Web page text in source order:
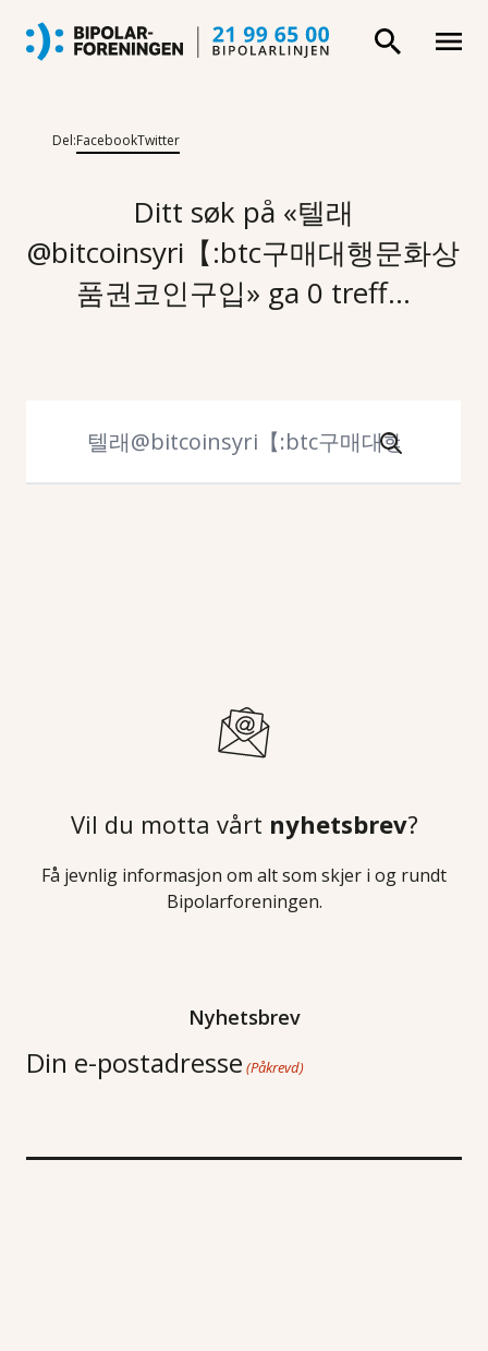
Del:FacebookTwitter
Ditt søk på «텔래
@bitcoinsyri【:btc구매대행문화상
품권코인구입» ga 0 treff...
Vil du motta vårt nyhetsbrev?
Få jevnlig informasjon om alt som skjer i og rundt
Bipolarforeningen.
Nyhetsbrev
Din e-postadresse (Påkrevd)